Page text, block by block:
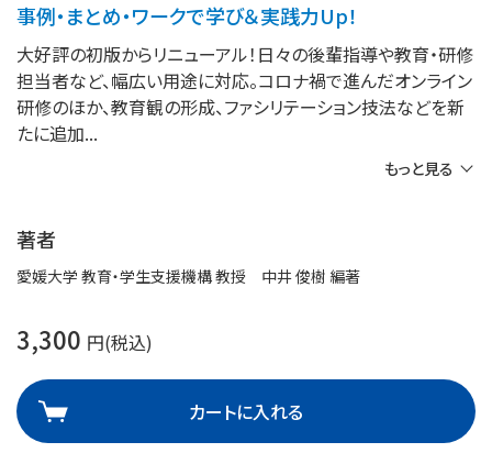
事例・まとめ・ワークで学び＆実践力Up！
大好評の初版からリニューアル！日々の後輩指導や教育・研修
担当者など、幅広い用途に対応。コロナ禍で進んだオンライン
研修のほか、教育観の形成、ファシリテーション技法などを新
たに追加
もっと見る
著者
愛媛大学 教育・学生支援機構 教授 中井 俊樹 編著
3,300 円(税込)
カートに入れる